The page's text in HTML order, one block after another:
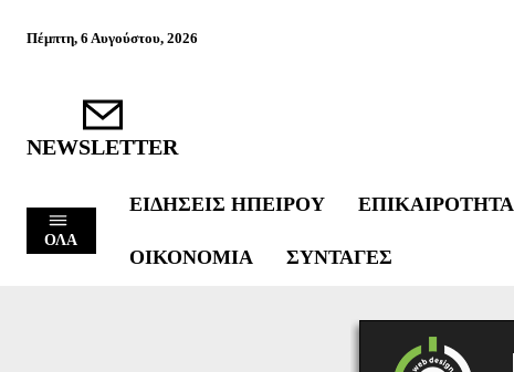
Πέμπτη, 6 Αυγούστου, 2026
NEWSLETTER
ΟΛΑ
ΕΙΔΉΣΕΙΣ ΗΠΕΊΡΟΥ ΕΠΙΚΑΙΡΌΤΗΤΑ
ΟΙΚΟΝΟΜΊΑ ΣΥΝΤΑΓΈΣ